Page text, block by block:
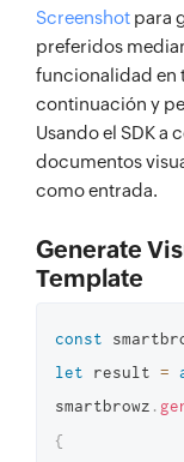
Screenshot para
preferidos
funcionalidad en
continuación y
Usando el SDK a
documentos
como entrada.
Generate
Template
const
let result =
smartbrowz .
{